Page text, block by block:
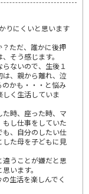
りにくいと思います
ただ、誰かに後押
そう感じます。
ないので、生後１
は、親から離れ、泣
かも・・・と悩み
しく生活していま
時、座った時、マ
し仕事をしていた
も、自分のしたい仕
た母を子どもに見
うことが嫌だと思
います。
生活を楽しんでく